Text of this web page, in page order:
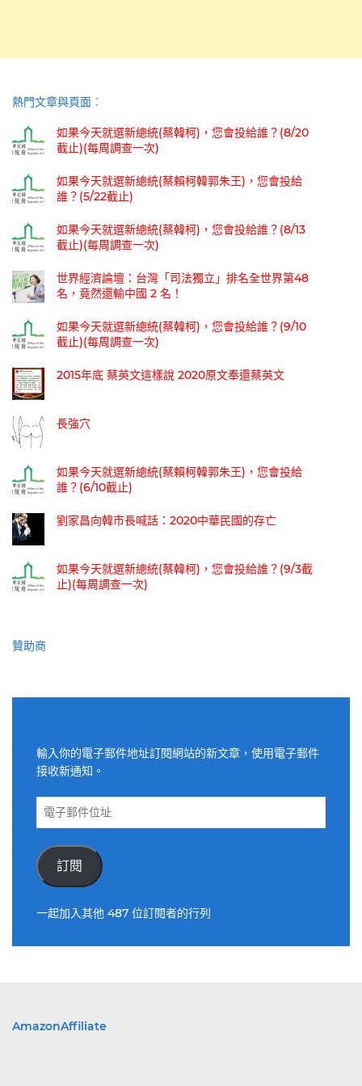
熱門文章與頁面︰
如果今天就選新總統(蔡韓柯)，您會投給誰？(8/20
截止)(每周調查一次)
如果今天就選新總統(蔡賴柯韓郭朱王)，您會投給
誰？(5/22截止)
如果今天就選新總統(蔡韓柯)，您會投給誰？(8/13
截止)(每周調查一次)
世界經濟論壇：台灣「司法獨立」排名全世界第48
名，竟然還輸中國 2 名！
如果今天就選新總統(蔡韓柯)，您會投給誰？(9/10
截止)(每周調查一次)
2015年底 蔡英文這樣說 2020原文奉還蔡英文
長強穴
如果今天就選新總統(蔡賴柯韓郭朱王)，您會投給
誰？(6/10截止)
劉家昌向韓市長喊話：2020中華民國的存亡
如果今天就選新總統(蔡韓柯)，您會投給誰？(9/3截
止)(每周調查一次)
贊助商
輸入你的電子郵件地址訂閱網站的新文章，使用電子郵件
接收新通知。
電
件
位
訂閱
一起加入其他 487 位訂閱者的行列
AmazonAffiliate